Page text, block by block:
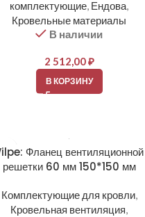
комплектующие, Ендова,
Кровельные материалы
В наличии
2 512,00₽
В КОРЗИНУ
Фланец вентиляционной
решетки 60 мм 150*150 мм
Комплектующие для кровли,
Кровельная вентиляция,